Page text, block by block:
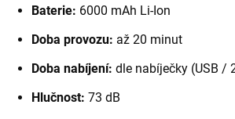
Baterie: 6000 mAh Li-Ion
Doba provozu: až 20 minut
Doba nabíjení: dle nabíječky (USB /
Hlučnost: 73 dB